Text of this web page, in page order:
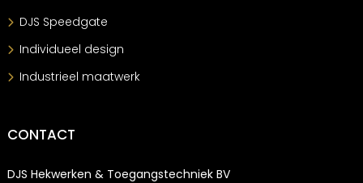
DJS Speedgate
Individueel design
Industrieel maatwerk
CONTACT
DJS Hekwerken & Toegangstechniek BV